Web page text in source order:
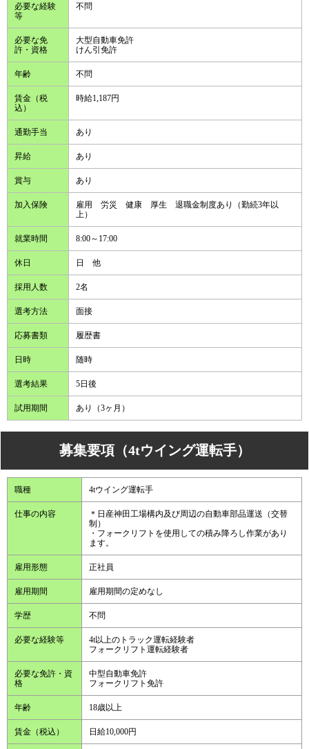
必要な経験
等
不問
必要な免
許・資格
大型自動車免許
けん引免許
年齢 不問
賃金（税
込）
時給1,187円
通勤手当 あり
昇給 あり
賞与 あり
加入保険
雇用 労災 健康 厚生 退職金制度あり（勤続3年以
上）
就業時間 8:00～17:00
休日 日 他
採用人数 2名
選考方法 面接
応募書類 履歴書
日時 随時
選考結果 5日後
試用期間 あり（3ヶ月）
募集要項（4tウイング運転手）
職種 4tウイング運転手
仕事の内容
＊日産神田工場構内及び周辺の自動車部品運送（交替
制）
・フォークリフトを使用しての積み降ろし作業があり
ます。
雇用形態 正社員
雇用期間 雇用期間の定めなし
学歴 不問
必要な経験等
4t以上のトラック運転経験者
フォークリフト運転経験者
必要な免許・資
格
中型自動車免許
フォークリフト免許
年齢 18歳以上
賃金（税込） 日給10,000円